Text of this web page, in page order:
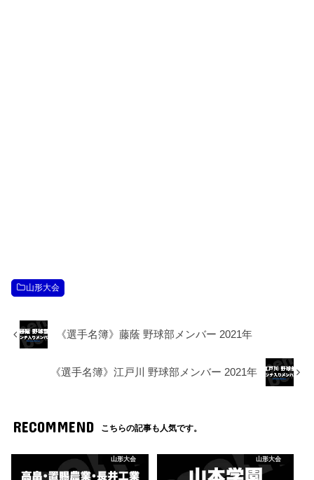
山形大会
《選手名簿》藤蔭 野球部メンバー 2021年
《選手名簿》江戸川 野球部メンバー 2021年
RECOMMEND こちらの記事も人気です。
山形大会 山形大会